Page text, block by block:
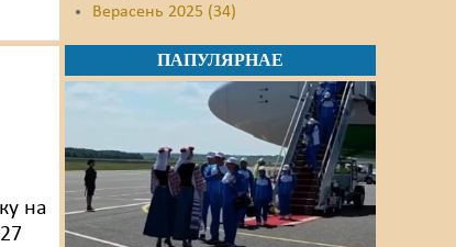
на
Верасень 2025 (34)
ПАПУЛЯРНАЕ